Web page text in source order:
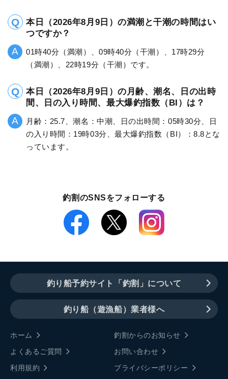
本日（2026年8月9日）の満潮と干潮の時間はい
つですか？
01時40分（満潮）、09時40分（干潮）、17時29分
（満潮）、22時19分（干潮）です。
本日（2026年8月9日）の月齢、潮名、日の出時
間、日の入り時間、最大爆釣指数（BI）は？
月齢：25.7、潮名：中潮、日の出時間：05時30分、日
の入り時間：19時03分、最大爆釣指数（BI）：8.8とな
っています。
釣割のSNSをフォローする
釣り船予約サイト「釣割」について
釣り船（遊漁船）業者様へ
ホーム
釣割からのお知らせ
よくあるご質問
お問い合わせ
利用規約
プライバシーポリシー